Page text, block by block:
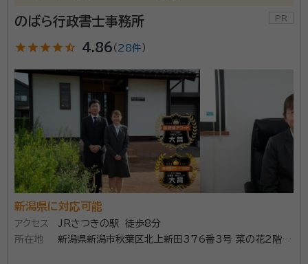
のばら行政書士事務所
star star star star star_half 4.86 （ 28件 ）
新潟県に対応可能
アクセス
JRさつきの駅 徒歩8分
所在地
新潟県新潟市秋葉区北上新田376番3号 菜の花2階2